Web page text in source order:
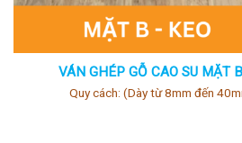
VÁN GHÉP GỖ CAO SU MẶT
Quy cách: (Dày từ 8mm đến